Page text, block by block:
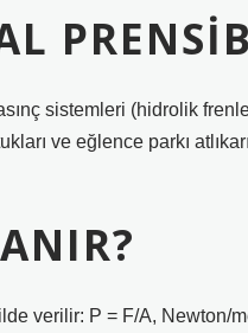
sistemleri (hidrolik
ve eğlence parkı
verilir: P = F/A, Newton/